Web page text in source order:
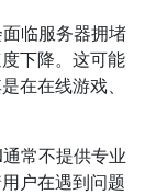
临服务器拥堵
下降。这可能
在在线游戏、
常不提供专业
户在遇到问题